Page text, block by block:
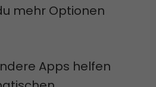
mehr Optionen
Apps helfen